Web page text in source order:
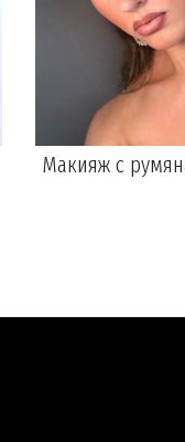
Макияж с